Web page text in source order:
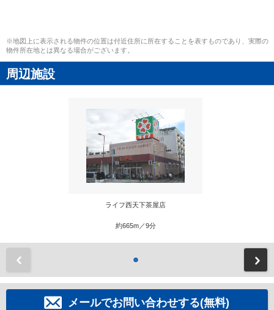
※地図上に表示される物件の位置は付近住所に所在することを表すものであり、実際の
物件所在地とは異なる場合がございます。
周辺施設
ライフ西天下茶屋店
約665m／9分
メールでお問い合わせする(無料)